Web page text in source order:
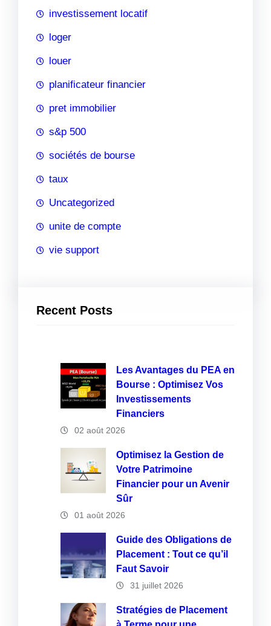
investissement locatif
loger
louer
planificateur financier
pret immobilier
s&p 500
sociétés de bourse
taux
Uncategorized
unite de compte
vie support
Recent Posts
Les Avantages du PEA en
Bourse : Optimisez Vos
Investissements
Financiers
02 août 2026
Optimisez la Gestion de
Votre Patrimoine
Financier pour un Avenir
Sûr
01 août 2026
Guide des Obligations de
Placement : Tout ce qu’il
Faut Savoir
31 juillet 2026
Stratégies de Placement